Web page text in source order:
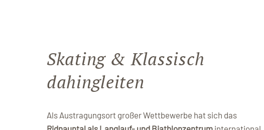
Skating & Klassisch
dahingleiten
Als Austragungsort großer Wettbewerbe hat sich das